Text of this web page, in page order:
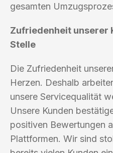
gesamten
Zufriedenheit unserer
Stelle
Die Zufriedenheit
Herzen. Deshalb
unsere Servicequalität
Unsere Kunden
positiven Bewertungen
Plattformen. Wir sind